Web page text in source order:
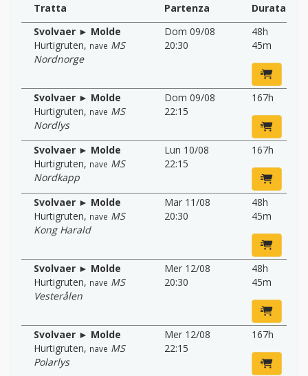
Tratta Partenza
Durata
Svolvaer ► Molde
Hurtigruten, nave MS
Nordnorge
Dom 09/08
20:30
48h
45m
Svolvaer ► Molde
Hurtigruten, nave MS
Nordlys
Dom 09/08
22:15
167h
Svolvaer ► Molde
Hurtigruten, nave MS
Nordkapp
Lun 10/08
22:15
167h
Svolvaer ► Molde
Hurtigruten, nave MS
Kong Harald
Mar 11/08
20:30
48h
45m
Svolvaer ► Molde
Hurtigruten, nave MS
Vesterålen
Mer 12/08
20:30
48h
45m
Svolvaer ► Molde
Hurtigruten, nave MS
Polarlys
Mer 12/08
22:15
167h